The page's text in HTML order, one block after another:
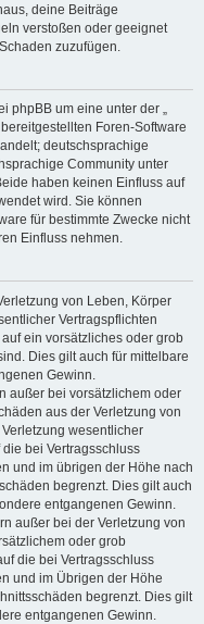
deine Beiträge
verstoßen oder geeignet
zuzufügen.
phpBB um eine unter der „
bereitgestellten Foren-Software
deutschsprachige
Community unter
haben keinen Einfluss auf
wird. Sie können
für bestimmte Zwecke nicht
Einfluss nehmen.
von Leben, Körper
Vertragspflichten
ein vorsätzliches oder grob
Dies gilt auch für mittelbare
Gewinn.
außer bei vorsätzlichem oder
aus der Verletzung von
wesentlicher
bei Vertragsschluss
und im übrigen der Höhe nach
begrenzt. Dies gilt auch
entgangenen Gewinn.
außer bei der Verletzung von
oder grob
die bei Vertragsschluss
und im Übrigen der Höhe
begrenzt. Dies gilt
entgangenen Gewinn.